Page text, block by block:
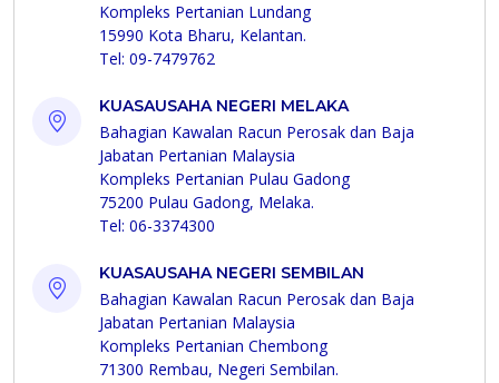
Kompleks Pertanian Lundang
15990 Kota Bharu, Kelantan.
Tel: 09-7479762
KUASAUSAHA NEGERI MELAKA
Bahagian Kawalan Racun Perosak dan Baja
Jabatan Pertanian Malaysia
Kompleks Pertanian Pulau Gadong
75200 Pulau Gadong, Melaka.
Tel: 06-3374300
KUASAUSAHA NEGERI SEMBILAN
Bahagian Kawalan Racun Perosak dan Baja
Jabatan Pertanian Malaysia
Kompleks Pertanian Chembong
71300 Rembau, Negeri Sembilan.